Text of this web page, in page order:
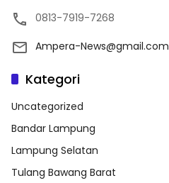
0813-7919-7268
Ampera-News@gmail.com
Kategori
Uncategorized
Bandar Lampung
Lampung Selatan
Tulang Bawang Barat